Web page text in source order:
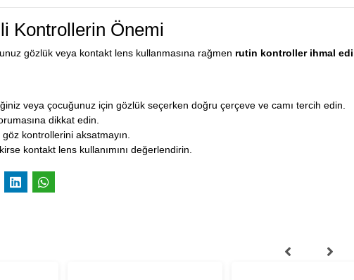
Kontrollerin Önemi
gözlük veya kontakt lens kullanmasına rağmen rutin kontroller ihmal
veya çocuğunuz için gözlük seçerken doğru çerçeve ve camı tercih edin.
dikkat edin.
göz kontrollerini aksatmayın.
kontakt lens kullanımını değerlendirin.